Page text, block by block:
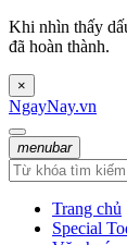
Khi nhìn thấy
đã hoàn thành.
×
NgayNay.vn
menubar
Trang chủ
Special